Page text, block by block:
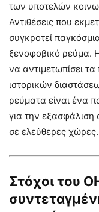
των υποτελών
Αντιθέσεις που
συγκροτεί
ξενοφοβικό ρεύμα.
να αντιμετωπίσει
ιστορικών
ρεύματα είναι ένα
για την εξασφάλιση
σε ελεύθερες χώρες.
Στόχοι του